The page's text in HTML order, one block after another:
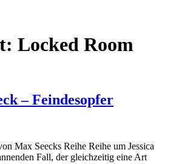
Locked Room
– Feindesopfer
Max Seecks Reihe Reihe um Jessica
Fall, der gleichzeitig eine Art